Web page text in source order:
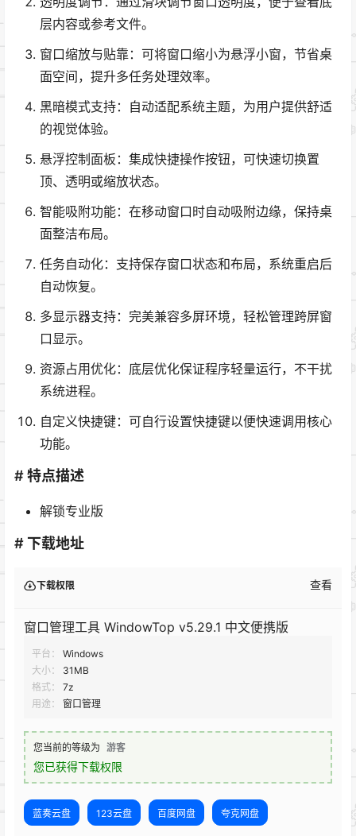
层内容或参考文件。
窗口缩放与贴靠：可将窗口缩小为悬浮小窗，节省桌
面空间，提升多任务处理效率。
黑暗模式支持：自动适配系统主题，为用户提供舒适
的视觉体验。
悬浮控制面板：集成快捷操作按钮，可快速切换置
顶、透明或缩放状态。
智能吸附功能：在移动窗口时自动吸附边缘，保持桌
面整洁布局。
任务自动化：支持保存窗口状态和布局，系统重启后
自动恢复。
多显示器支持：完美兼容多屏环境，轻松管理跨屏窗
口显示。
资源占用优化：底层优化保证程序轻量运行，不干扰
系统进程。
自定义快捷键：可自行设置快捷键以便快速调用核心
功能。
# 特点描述
解锁专业版
# 下载地址
下载权限 查看
窗口管理工具 WindowTop v5.29.1 中文便携版
平台：
Windows
大小：
31MB
格式：
7z
用途：
窗口管理
您当前的等级为 游客
您已获得下载权限
蓝奏云盘 123云盘 百度网盘 夸克网盘